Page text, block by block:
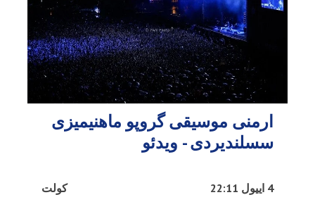
ارمنی موسیقی گروپو ماهنیمیزی
سسلندیردی - ویدئو
کولت 4 اییول 22:11